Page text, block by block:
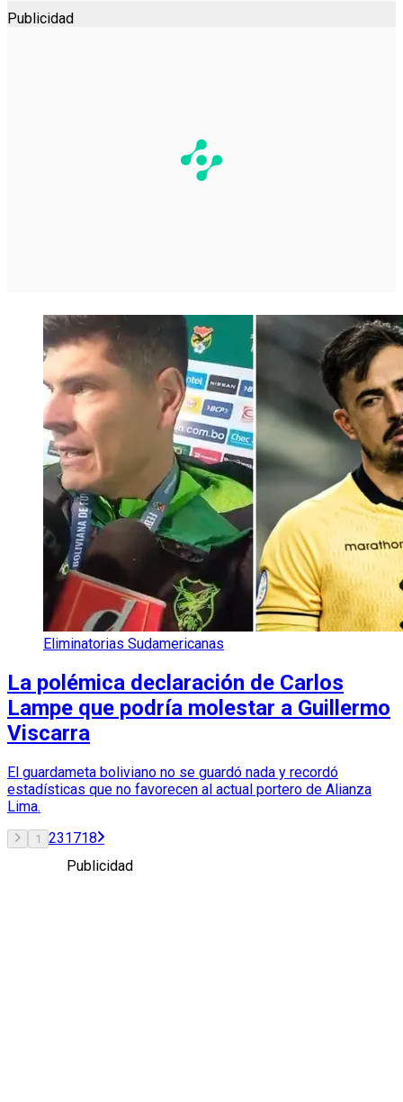
Publicidad
Eliminatorias Sudamericanas
La polémica declaración de Carlos
Lampe que podría molestar a Guillermo
Viscarra
El guardameta boliviano no se guardó nada y recordó
estadísticas que no favorecen al actual portero de Alianza
Lima.
1 231718
Publicidad